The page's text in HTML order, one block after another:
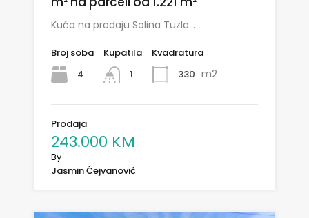
Kuća na prodaju Solina Tuzla…
Broj soba
4
Kupatila
1
Kvadratura
330 m2
Prodaja
243.000 KM
By
Jasmin Ćejvanović